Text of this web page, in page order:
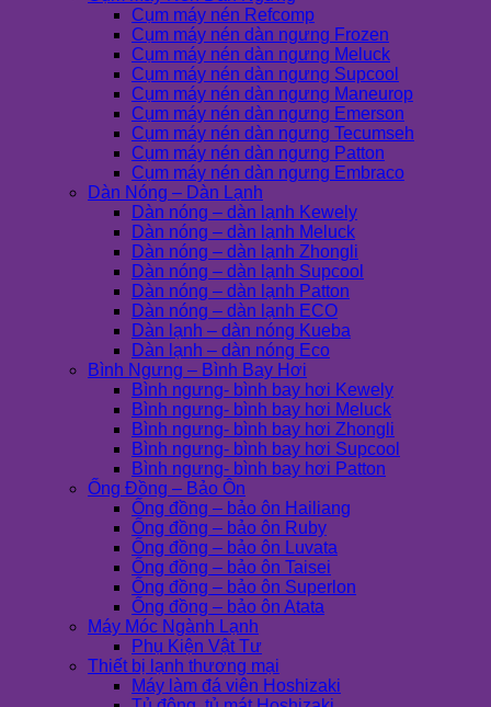
Cụm máy nén Refcomp
Cụm máy nén dàn ngưng Frozen
Cụm máy nén dàn ngưng Meluck
Cụm máy nén dàn ngưng Supcool
Cụm máy nén dàn ngưng Maneurop
Cụm máy nén dàn ngưng Emerson
Cụm máy nén dàn ngưng Tecumseh
Cụm máy nén dàn ngưng Patton
Cụm máy nén dàn ngưng Embraco
Dàn Nóng – Dàn Lạnh
Dàn nóng – dàn lạnh Kewely
Dàn nóng – dàn lạnh Meluck
Dàn nóng – dàn lạnh Zhongli
Dàn nóng – dàn lạnh Supcool
Dàn nóng – dàn lạnh Patton
Dàn nóng – dàn lạnh ECO
Dàn lạnh – dàn nóng Kueba
Dàn lạnh – dàn nóng Eco
Bình Ngưng – Bình Bay Hơi
Bình ngưng- bình bay hơi Kewely
Bình ngưng- bình bay hơi Meluck
Bình ngưng- bình bay hơi Zhongli
Bình ngưng- bình bay hơi Supcool
Bình ngưng- bình bay hơi Patton
Ống Đồng – Bảo Ôn
Ống đồng – bảo ôn Hailiang
Ống đồng – bảo ôn Ruby
Ống đồng – bảo ôn Luvata
Ống đồng – bảo ôn Taisei
Ống đồng – bảo ôn Superlon
Ống đồng – bảo ôn Atata
Máy Móc Ngành Lạnh
Phụ Kiện Vật Tư
Thiết bị lạnh thương mại
Máy làm đá viên Hoshizaki